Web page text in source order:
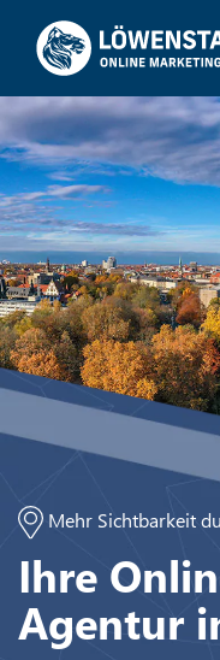
Mehr Sichtbarkeit
Ihre
Agentur